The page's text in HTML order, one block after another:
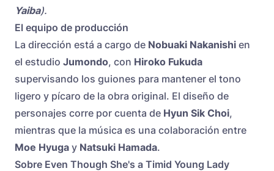
Yaiba).
El equipo de producción
La dirección está a cargo de Nobuaki Nakanishi en
el estudio Jumondo, con Hiroko Fukuda
supervisando los guiones para mantener el tono
ligero y pícaro de la obra original. El diseño de
personajes corre por cuenta de Hyun Sik Choi,
mientras que la música es una colaboración entre
Moe Hyuga y Natsuki Hamada.
Sobre Even Though She's a Timid Young Lady